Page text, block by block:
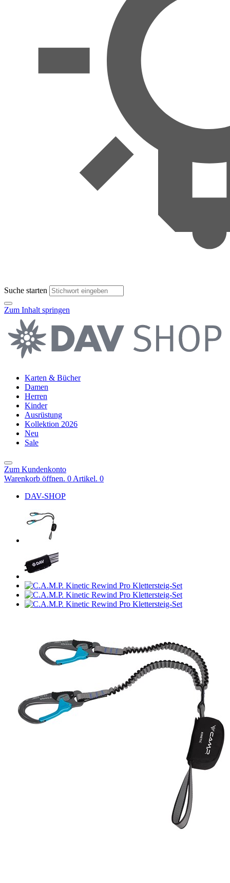
Suche starten
Zum Inhalt springen
Karten & Bücher
Damen
Herren
Kinder
Ausrüstung
Kollektion 2026
Neu
Sale
Zum Kundenkonto
Warenkorb öffnen. 0 Artikel. 0
DAV-SHOP